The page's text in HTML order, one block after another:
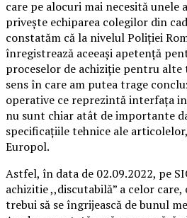
care pe alocuri mai necesită unele
privește echiparea colegilor din
constatăm că la nivelul Poliției
înregistrează aceeași apetență
proceselor de achiziție pentru
sens în care am putea trage
operative ce reprezintă interfața
nu sunt chiar atât de importante
specificațiile tehnice ale
Europol.
Astfel, în data de 02.09.2022, pe
achizitie ,,discutabilă” a celor
trebui să se îngrijească de bunul